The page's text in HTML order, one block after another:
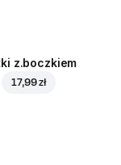
z.boczkiem
17,99 zł